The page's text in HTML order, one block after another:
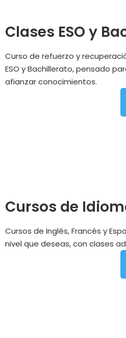
Clases ESO y
Curso de refuerzo y
ESO y Bachillerato, pensado
afianzar conocimientos.
Cursos de
Cursos de Inglés, Francés y
nivel que deseas, con clases